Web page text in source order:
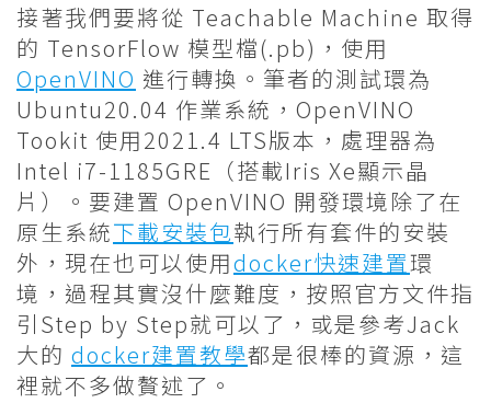
接著我們要將從 Teachable Machine 取得
的 TensorFlow 模型檔(.pb)，使用
OpenVINO 進行轉換。筆者的測試環為
Ubuntu20.04 作業系統，OpenVINO
Tookit 使用2021.4 LTS版本，處理器為
Intel i7-1185GRE（搭載Iris Xe顯示晶
片）。要建置 OpenVINO 開發環境除了在
原生系統下載安裝包執行所有套件的安裝
外，現在也可以使用docker快速建置環
境，過程其實沒什麼難度，按照官方文件指
引Step by Step就可以了，或是參考Jack
大的 docker建置教學都是很棒的資源，這
裡就不多做贅述了。